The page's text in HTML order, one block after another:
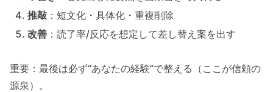
推敲 ：短文化・具体化・重複削除
改善 ：読了率/反応を想定して差し替え案を出す
重要：最後は必ず“あなたの経験”で整える（ここが信頼の
源泉）。